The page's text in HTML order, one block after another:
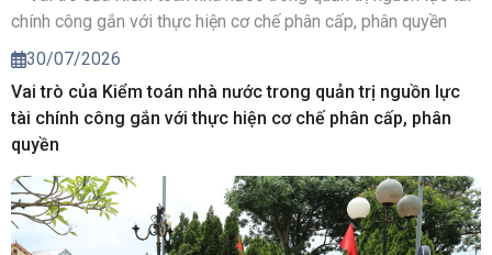
30/07/2026
Vai trò của Kiểm toán nhà nước trong quản trị nguồn lực
tài chính công gắn với thực hiện cơ chế phân cấp, phân
quyền